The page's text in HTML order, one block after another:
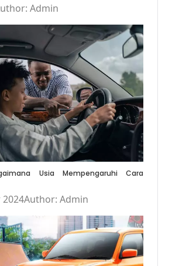
Admin
Usia Mempengaruhi Cara
Author: Admin